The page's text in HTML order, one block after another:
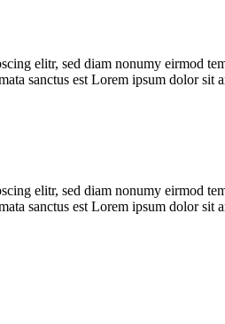
elitr, sed diam nonumy eirmod
sanctus est Lorem ipsum dolor sit
elitr, sed diam nonumy eirmod
sanctus est Lorem ipsum dolor sit